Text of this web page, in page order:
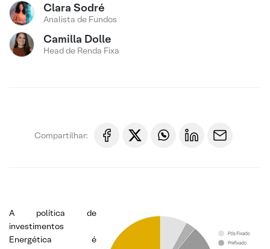
Clara Sodré
Analista de Fundos
Camilla Dolle
Head de Renda Fixa
Compartilhar:
A política de
investimentos
Energética é